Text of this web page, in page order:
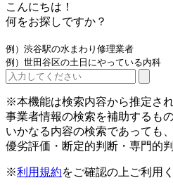
こんにちは！
何をお探しですか？
例）渋谷駅の水まわり修理業者
例）世田谷区の土日にやっている内科
※本機能は検索内容から推定さ
事業者情報の検索を補助するもの
いかなる内容の検索であっても
優劣評価・断定的判断・専門的
※利用規約をご確認の上ご利用